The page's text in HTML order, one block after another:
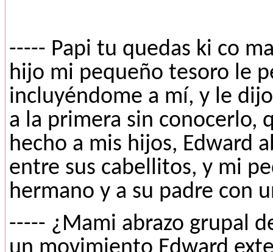
----- Papi tu quedas ki co
hijo mi pequeño tesoro le
incluyéndome a mí, y le
a la primera sin conocerlo,
hecho a mis hijos, Edward
entre sus cabellitos, y mi
hermano y a su padre con
----- ¿Mami abrazo grupal